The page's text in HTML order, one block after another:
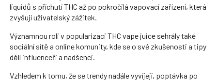
liquidů s příchutí THC až po pokročilá vapovací zařízení, která
zvyšují uživatelský zážitek.
Významnou roli v popularizaci THC vape juice sehrály také
sociální sítě a online komunity, kde se o své zkušenosti a tipy
dělí influenceři a nadšenci.
Vzhledem k tomu, že se trendy nadále vyvíjejí, poptávka po